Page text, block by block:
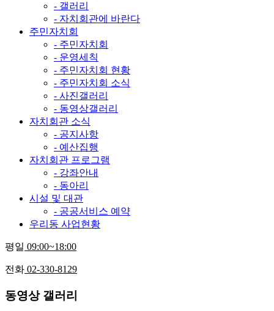
- 갤러리
- 자치회관에 바란다
주민자치회
- 주민자치회
- 운영세칙
- 주민자치회 현황
- 주민자치회 소식
- 사진갤러리
- 동영상갤러리
자치회관 소식
- 공지사항
- 예산집행
자치회관 프로그램
- 강좌안내
- 동아리
시설 및 대관
- 공공서비스 예약
우리동 사업현황
평일 09:00~18:00
전화 02-330-8129
동영상 갤러리